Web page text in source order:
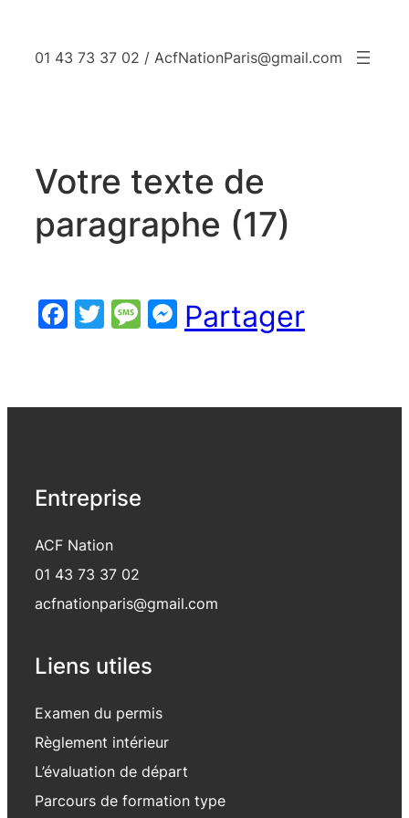
contenu
01 43 73 37 02 / AcfNationParis@gmail.com
Votre texte de
paragraphe (17)
Facebook
Twitter
Message
Messenger
Partager
Entreprise
ACF Nation
01 43 73 37 02
acfnationparis@gmail.com
Liens utiles
Examen du permis
Règlement intérieur
L’évaluation de départ
Parcours de formation type